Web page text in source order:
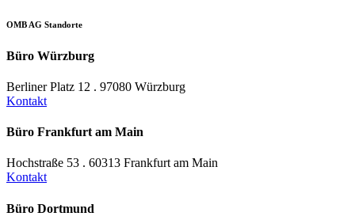
OMB AG Standorte
Büro Würzburg
Berliner Platz 12 . 97080 Würzburg
Kontakt
Büro Frankfurt am Main
Hochstraße 53 . 60313 Frankfurt am Main
Kontakt
Büro Dortmund